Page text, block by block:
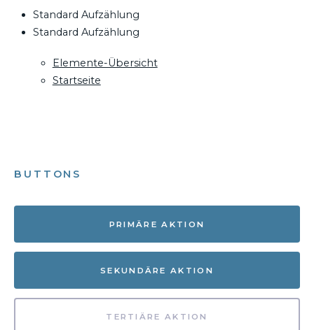
Standard Aufzählung
Standard Aufzählung
Elemente-Übersicht
Startseite
BUTTONS
PRIMÄRE AKTION
SEKUNDÄRE AKTION
TERTIÄRE AKTION